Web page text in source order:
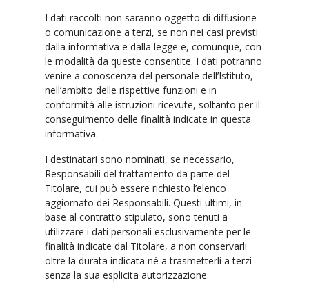
I dati raccolti non saranno oggetto di diffusione
o comunicazione a terzi, se non nei casi previsti
dalla informativa e dalla legge e, comunque, con
le modalità da queste consentite. I dati potranno
venire a conoscenza del personale dell’Istituto,
nell’ambito delle rispettive funzioni e in
conformità alle istruzioni ricevute, soltanto per il
conseguimento delle finalità indicate in questa
informativa.
I destinatari sono nominati, se necessario,
Responsabili del trattamento da parte del
Titolare, cui può essere richiesto l’elenco
aggiornato dei Responsabili. Questi ultimi, in
base al contratto stipulato, sono tenuti a
utilizzare i dati personali esclusivamente per le
finalità indicate dal Titolare, a non conservarli
oltre la durata indicata né a trasmetterli a terzi
senza la sua esplicita autorizzazione.